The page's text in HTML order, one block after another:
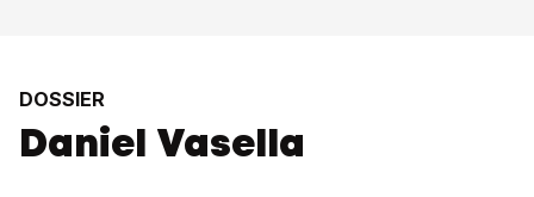
DOSSIER
Daniel Vasella